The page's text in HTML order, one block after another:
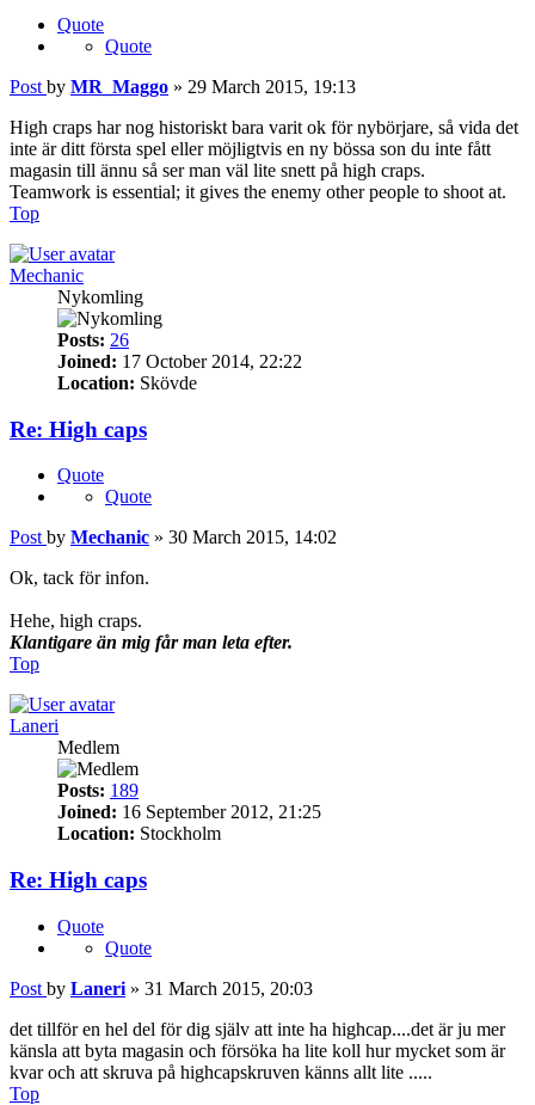
Quote
Quote
Post by MR_Maggo » 29 March 2015, 19:13
High craps har nog historiskt bara varit ok för nybörjare, så vida det
inte är ditt första spel eller möjligtvis en ny bössa son du inte fått
magasin till ännu så ser man väl lite snett på high craps.
Teamwork is essential; it gives the enemy other people to shoot at.
Top
Mechanic
Nykomling
Posts: 26
Joined: 17 October 2014, 22:22
Location: Skövde
Re: High caps
Quote
Quote
Post by Mechanic » 30 March 2015, 14:02
Ok, tack för infon.
Hehe, high craps.
Klantigare än mig får man leta efter.
Top
Laneri
Medlem
Posts: 189
Joined: 16 September 2012, 21:25
Location: Stockholm
Re: High caps
Quote
Quote
Post by Laneri » 31 March 2015, 20:03
det tillför en hel del för dig själv att inte ha highcap....det är ju mer
känsla att byta magasin och försöka ha lite koll hur mycket som är
kvar och att skruva på highcapskruven känns allt lite .....
Top